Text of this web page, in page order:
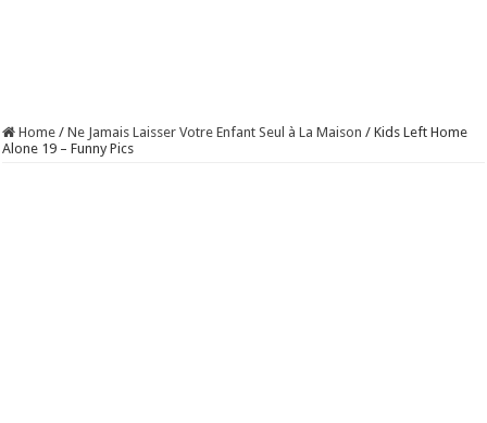
Home / Ne Jamais Laisser Votre Enfant Seul à La Maison / Kids Left Home
Alone 19 – Funny Pics